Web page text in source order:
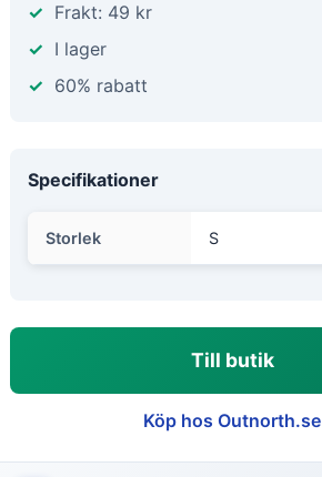
Frakt: 49 kr
I lager
60% rabatt
Specifikationer
Storlek S
Till butik
Köp hos Outnorth.se